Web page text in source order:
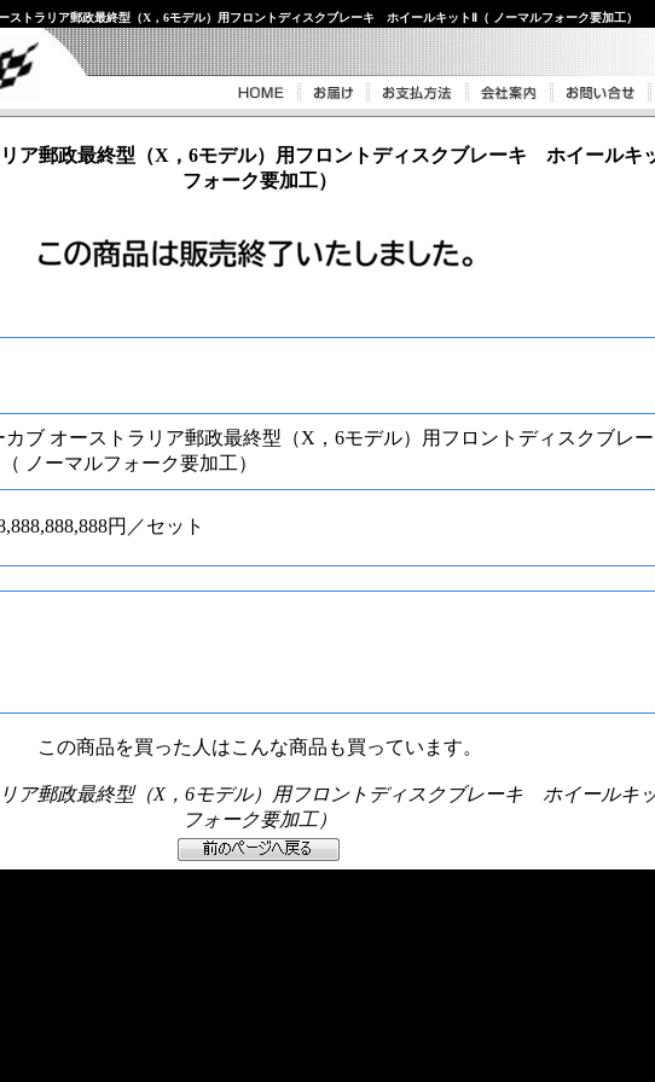
ストラリア郵政最終型（X，6モデル）用フロントディスクブレーキ ホイールキットⅡ（ ノーマルフォーク要加工）
ア郵政最終型（X，6モデル）用フロントディスクブレーキ ホイールキ
フォーク要加工）
カブ オーストラリア郵政最終型（X，6モデル）用フロントディスクブレ
ノーマルフォーク要加工）
円／セット
この商品を買った人はこんな商品も買っています。
ア郵政最終型（X，6モデル）用フロントディスクブレーキ ホイールキ
フォーク要加工）